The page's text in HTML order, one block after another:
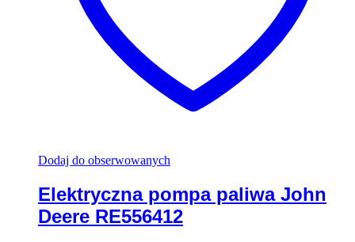
Dodaj do obserwowanych
Elektryczna pompa paliwa John
Deere RE556412